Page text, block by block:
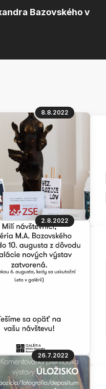
Bazovského v
8.8.2022
2.8.2022
26.7.2022